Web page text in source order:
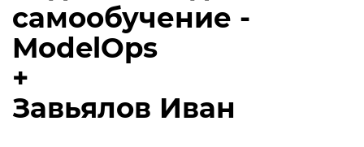
самообучение -
ModelOps
+
Завьялов Иван